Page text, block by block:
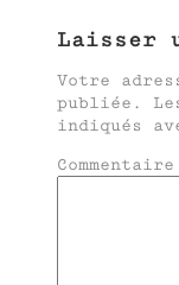
Laisser
Votre
publiée.
indiqués
Commentaire